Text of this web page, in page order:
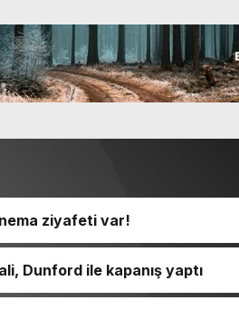
ziyafeti var!
Dunford ile kapanış yaptı